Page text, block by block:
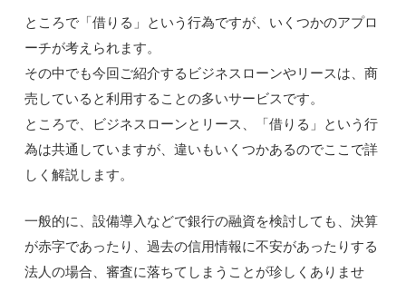
ところで「借りる」という行為ですが、いくつかのアプロ
ーチが考えられます。
その中でも今回ご紹介するビジネスローンやリースは、商
売していると利用することの多いサービスです。
ところで、ビジネスローンとリース、「借りる」という行
為は共通していますが、違いもいくつかあるのでここで詳
しく解説します。
一般的に、設備導入などで銀行の融資を検討しても、決算
が赤字であったり、過去の信用情報に不安があったりする
法人の場合、審査に落ちてしまうことが珍しくありませ